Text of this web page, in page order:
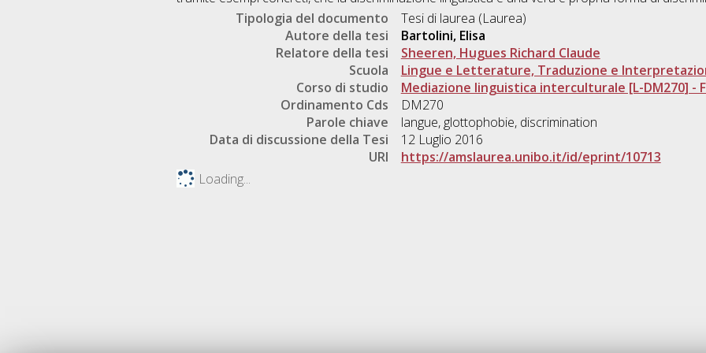
Tipologia del documento
Tesi di laurea (Laurea)
Autore della tesi
Bartolini, Elisa
Relatore della tesi
Sheeren, Hugues Richard Claude
Scuola
Lingue e Letterature, Traduzione e
Corso di studio
Mediazione linguistica interculturale [L-DM270] -
Ordinamento Cds
DM270
Parole chiave
langue, glottophobie, discrimination
Data di discussione della Tesi
12 Luglio 2016
URI
https://amslaurea.unibo.it/id/eprint/10713
Loading...